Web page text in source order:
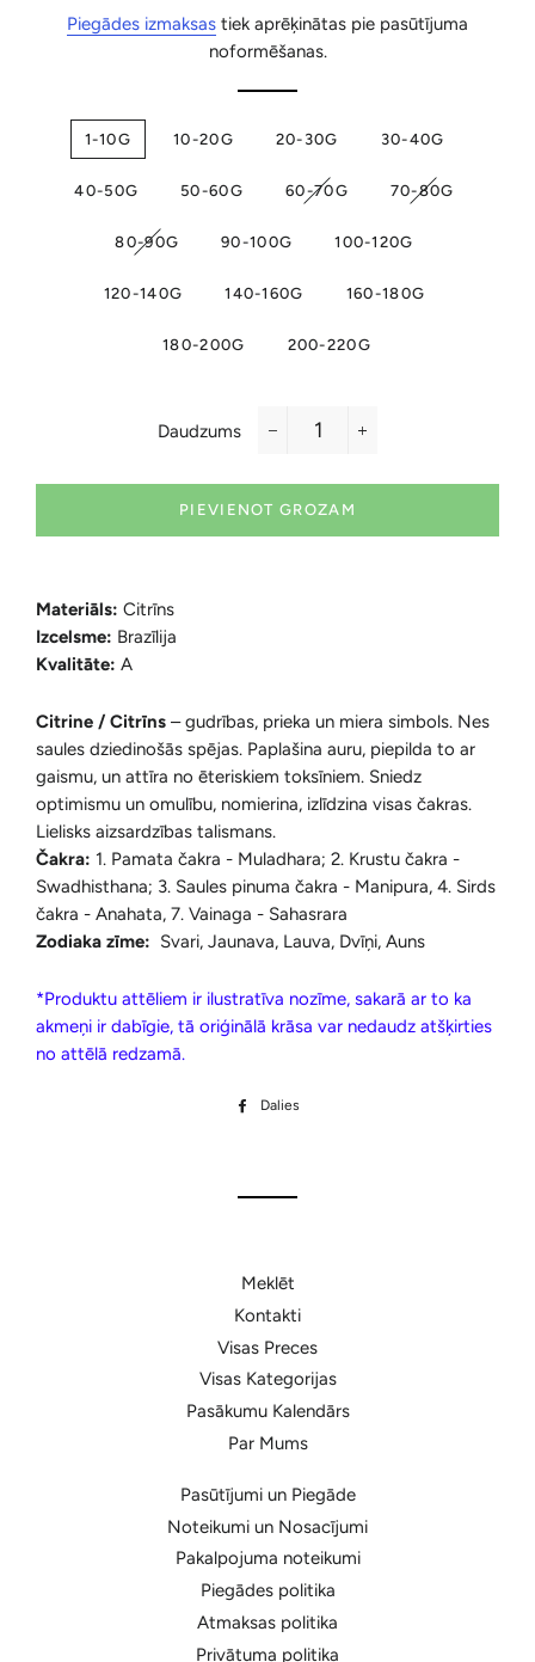
Piegādes izmaksas tiek aprēķinātas pie pasūtījuma
noformēšanas.
1-10G 10-20G 20-30G 30-40G
40-50G 50-60G 60-70G 70-80G
80-90G 90-100G 100-120G
120-140G 140-160G 160-180G
180-200G 200-220G
Daudzums
PIEVIENOT GROZAM
Materiāls: Citrīns
Izcelsme: Brazīlija
Kvalitāte: A
Citrine / Citrīns – gudrības, prieka un miera simbols. Nes
saules dziedinošās spējas. Paplašina auru, piepilda to ar
gaismu, un attīra no ēteriskiem toksīniem. Sniedz
optimismu un omulību, nomierina, izlīdzina visas čakras.
Lielisks aizsardzības talismans.
Čakra: 1. Pamata čakra - Muladhara; 2. Krustu čakra -
Swadhisthana; 3. Saules pinuma čakra - Manipura, 4. Sirds
čakra - Anahata, 7. Vainaga - Sahasrara
Zodiaka zīme: Svari, Jaunava, Lauva, Dvīņi, Auns
*Produktu attēliem ir ilustratīva nozīme, sakarā ar to ka
akmeņi ir dabīgie, tā oriģinālā krāsa var nedaudz atšķirties
no attēlā redzamā.
Dalies
Meklēt
Kontakti
Visas Preces
Visas Kategorijas
Pasākumu Kalendārs
Par Mums
Pasūtījumi un Piegāde
Noteikumi un Nosacījumi
Pakalpojuma noteikumi
Piegādes politika
Atmaksas politika
Privātuma politika